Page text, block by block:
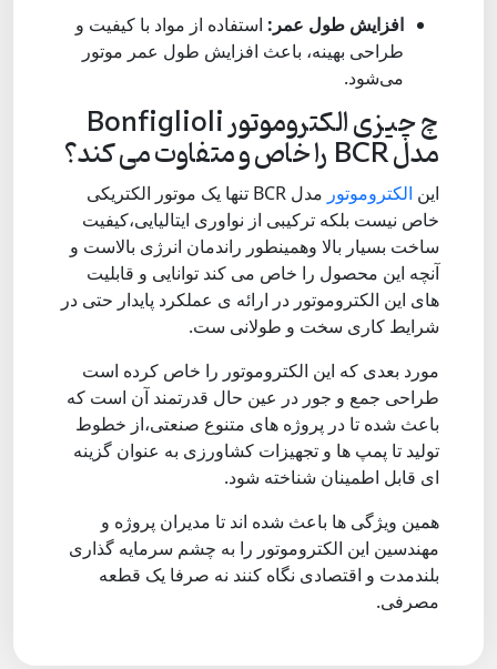
افزایش طول عمر: استفاده از مواد با کیفیت و
طراحی بهینه، باعث افزایش طول عمر موتور
می‌شود.
چ چیزی الکتروموتور Bonfiglioli
مدل BCR را خاص و متفاوت می کند؟
این الکتروموتور
مدل BCR تنها یک موتور الکتریکی
خاص نیست بلکه ترکیبی از نواوری ایتالیایی،کیفیت
ساخت بسیار بالا وهمینطور راندمان انرژی بالاست و
آنچه این محصول را خاص می کند توانایی و قابلیت
های این الکتروموتور در ارائه ی عملکرد پایدار حتی در
شرایط کاری سخت و طولانی ست.
مورد بعدی که این الکتروموتور را خاص کرده است
طراحی جمع و جور در عین حال قدرتمند آن است که
باعث شده تا در پروژه های متنوع صنعتی،از خطوط
تولید تا پمپ ها و تجهیزات کشاورزی به عنوان گزینه
ای قابل اطمینان شناخته شود.
همین ویژگی ها باعث شده اند تا مدیران پروژه و
مهندسین این الکتروموتور را به چشم سرمایه گذاری
بلندمدت و اقتصادی نگاه کنند نه صرفا یک قطعه
مصرفی.